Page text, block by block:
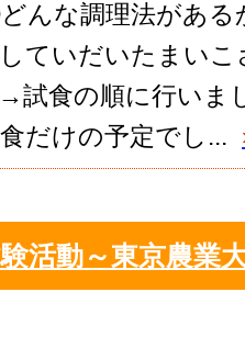
んな調理法があ
ていだいたまい
食の順に行いま
だけの予定でし...
活動～東京農業